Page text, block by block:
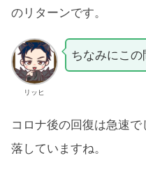
のリターンです。
リッヒ
ちなみにこ
コロナ後の回復は急速
落していますね。